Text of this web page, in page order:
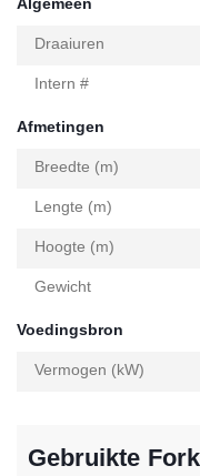
Draaiuren
Intern #
Afmetingen
Breedte (m)
Lengte (m)
Hoogte (m)
Gewicht
Voedingsbron
Vermogen (kW)
Gebruikte